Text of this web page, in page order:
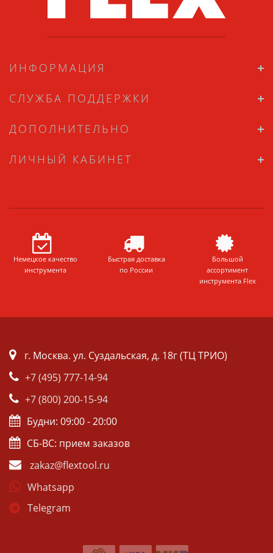
ИНФОРМАЦИЯ
СЛУЖБА ПОДДЕРЖКИ
ДОПОЛНИТЕЛЬНО
ЛИЧНЫЙ КАБИНЕТ
Немецкое качество
инструмента
Быстрая доставка
по России
Большой
ассортимент
инструмента Flex
г. Москва. ул. Суздальская, д. 18г (ТЦ ТРИО)
+7 (495) 777-14-94
+7 (800) 200-15-94
Будни: 09:00 - 20:00
СБ-ВС: прием заказов
zakaz@flextool.ru
Whatsapp
Telegram